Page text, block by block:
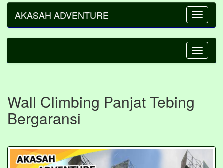
Toggle
AKASAH ADVENTURE
Toggle
Wall Climbing Panjat Tebing
Bergaransi